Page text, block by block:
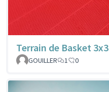
Terrain de Basket 3x3
GOUILLER
1 0